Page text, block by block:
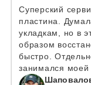
Суперский
пластина.
укладкам, но в
образом
быстро.
занимался моей